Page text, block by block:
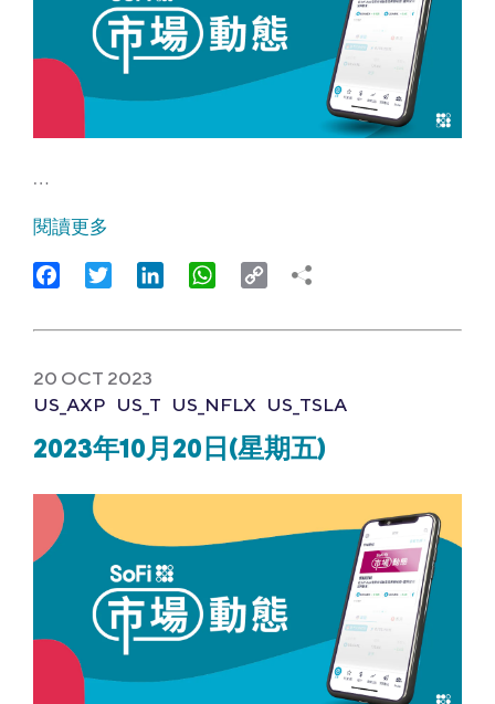
…
閱讀更多
FacebookTwitter LinkedIn WhatsApp
Copy
20 OCT 2023
US_AXP US_T US_NFLX US_TSLA
2023年10月20日(星期五)